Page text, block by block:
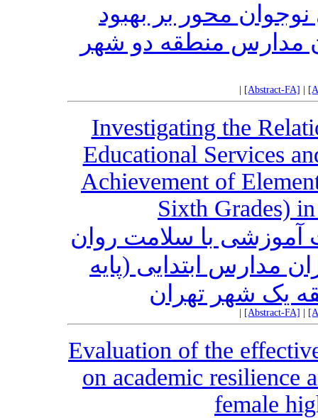
محور بر بهبود
مدارس منطقه دو شهر
[Abstract-FA]
Investigating the
Educational Services
Achievement of
Sixth Grades)
آموزشی با سلامت روان
مدارس ابتدایی (پایه
یک شهر تهران
[Abstract-FA]
Evaluation of the
on academic resilience
female